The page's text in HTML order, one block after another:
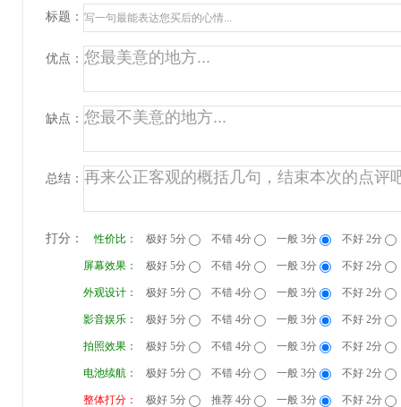
标题：
优点：
缺点：
总结：
打分： 性价比： 极好 5分 不错 4分 一般 3分 不好 2分
屏幕效果： 极好 5分 不错 4分 一般 3分 不好 2分
外观设计： 极好 5分 不错 4分 一般 3分 不好 2分
影音娱乐： 极好 5分 不错 4分 一般 3分 不好 2分
拍照效果： 极好 5分 不错 4分 一般 3分 不好 2分
电池续航： 极好 5分 不错 4分 一般 3分 不好 2分
整体打分： 极好 5分 推荐 4分 一般 3分 不好 2分